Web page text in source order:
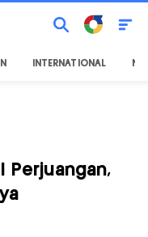
INTERNATIONAL
Perjuangan,